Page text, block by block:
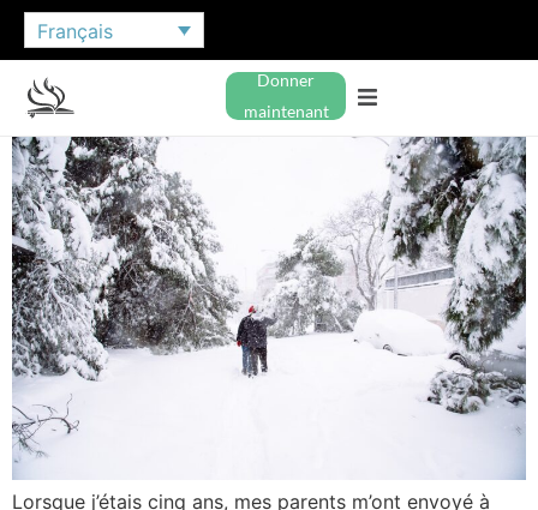
Français
Donner
maintenant
Lorsque j’étais cinq ans, mes parents m’ont envoyé à